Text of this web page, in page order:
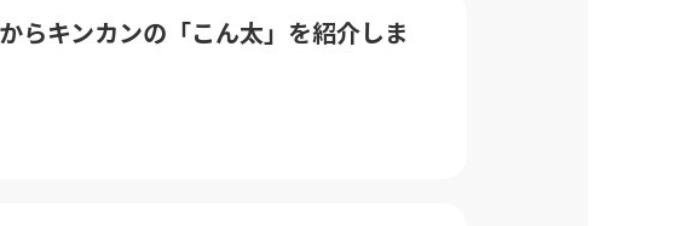
らキンカンの「こん太」を紹介しま